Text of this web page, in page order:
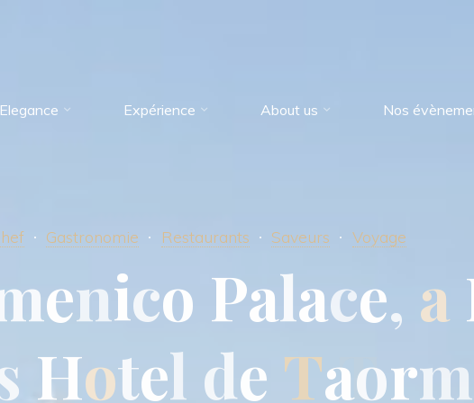
Elegance Expérience About us Nos
Gastronomie Restaurants Saveurs Voyage
enico Palace, a
Hotel de Taorm